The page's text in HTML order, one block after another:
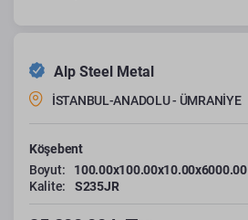
Alp Steel Metal
İSTANBUL-ANADOLU - ÜMRANİYE
Köşebent
Boyut:
100.00x100.00x10.00x6000.00
Kalite:
S235JR